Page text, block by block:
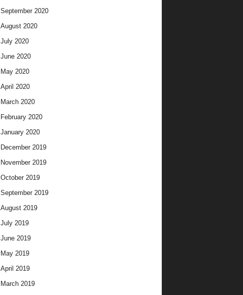
September 2020
August 2020
July 2020
June 2020
May 2020
April 2020
March 2020
February 2020
January 2020
December 2019
November 2019
October 2019
September 2019
August 2019
July 2019
June 2019
May 2019
April 2019
March 2019